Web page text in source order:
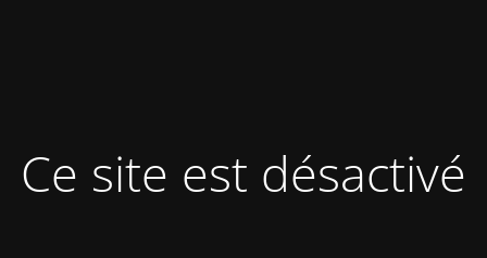
Ce site est désactivé